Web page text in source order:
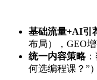
基础流量+AI引
布局），GEO
统一内容策略：
何选编程课？”